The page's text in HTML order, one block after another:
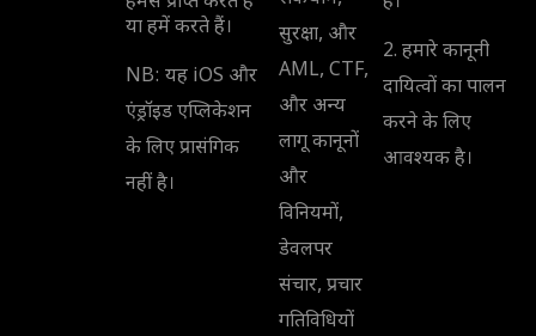
या हमें करते हैं।
NB: यह iOS और
एंड्रॉइड एप्लिकेशन
के लिए प्रासंगिक
नहीं है।
सुरक्षा, और
AML, CTF,
और अन्य
लागू कानूनों
और
विनियमों,
डेवलपर
संचार, प्रचार
गतिविधियों
2. हमारे कानूनी
दायित्वों का पालन
करने के लिए
आवश्यक है।